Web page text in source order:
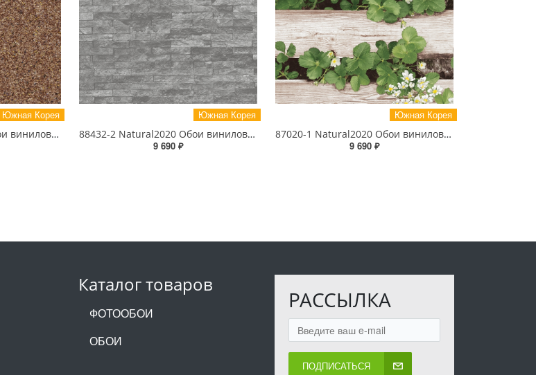
Южная Корея
87024-9 Natural2020 Обои виниловые на бумажной основе 1.06*15.6
Южная Корея
88432-2 Natural2020 Обои виниловые на бумажной основе 1.06*15.6
9 690 ₽
Южная Корея
87020-1 Natural2020 Обои виниловые на бумажной основе 1.06*15.6
9 690 ₽
Каталог товаров
ФОТООБОИ
ОБОИ
РАССЫЛКА
ПОДПИСАТЬСЯ